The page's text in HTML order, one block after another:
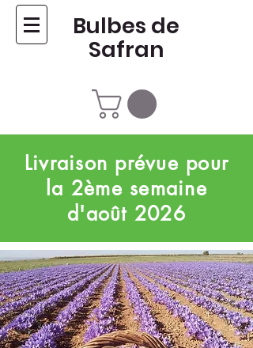
Bulbes de
Safran
Livraison prévue pour
la 2ème semaine
d'août 2026